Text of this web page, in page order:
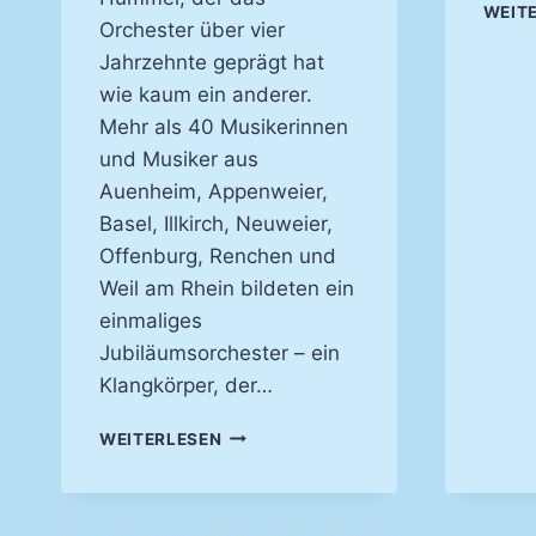
Orchester über vier
Jahrzehnte geprägt hat
wie kaum ein anderer.
Mehr als 40 Musikerinnen
und Musiker aus
Auenheim, Appenweier,
Basel, Illkirch, Neuweier,
Offenburg, Renchen und
Weil am Rhein bildeten ein
einmaliges
Jubiläumsorchester – ein
Klangkörper, der…
WEITERLESEN EIN